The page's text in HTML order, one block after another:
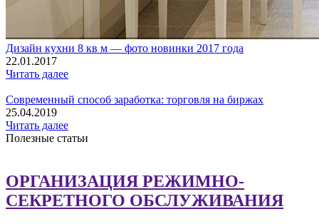
Дизайн кухни 8 кв м — фото новинки 2017 года
22.01.2017
Читать далее
Современный способ заработка: торговля на биржах
25.04.2019
Читать далее
Полезные статьи
ОРГАНИЗАЦИЯ РЕЖИМНО-
СЕКРЕТНОГО ОБСЛУЖИВАНИЯ